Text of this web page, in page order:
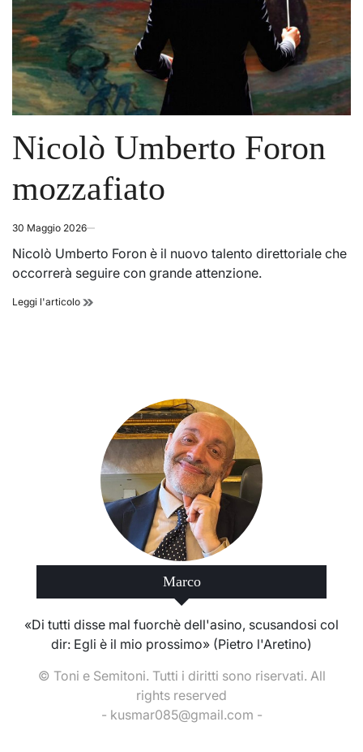
Nicolò Umberto Foron
mozzafiato
30 Maggio 2026
Nicolò Umberto Foron è il nuovo talento direttoriale che
occorrerà seguire con grande attenzione.
Leggi l'articolo Nicolò
Marco
«Di tutti disse mal fuorchè dell'asino, scusandosi col
dir: Egli è il mio prossimo» (Pietro l'Aretino)
© Toni e Semitoni. Tutti i diritti sono riservati. All
rights reserved
- kusmar085@gmail.com -